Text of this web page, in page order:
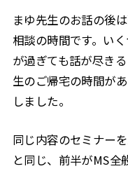
まゆ先生のお話の後
相談の時間です。い
が過ぎても話が尽き
生のご帰宅の時間が
しました。
同じ内容のセミナー
と同じ、前半がMS全